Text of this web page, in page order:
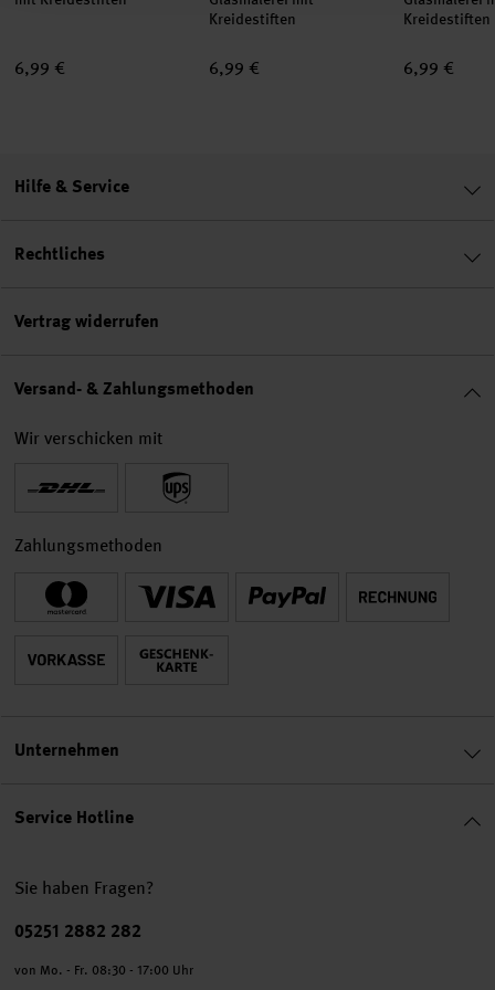
6,99 €
Kreidestiften
6,99 €
Kreidestiften
6,99 €
Service Hotline
Sie haben Fragen?
Telefonnummer
05251 2882 282
von Mo. - Fr. 08:30 - 17:00 Uhr
Hilfe & Service
Rechtliches
Vertrag widerrufen
Versand- & Zahlungsmethoden
Wir verschicken mit
Zahlungsmethoden
Unternehmen